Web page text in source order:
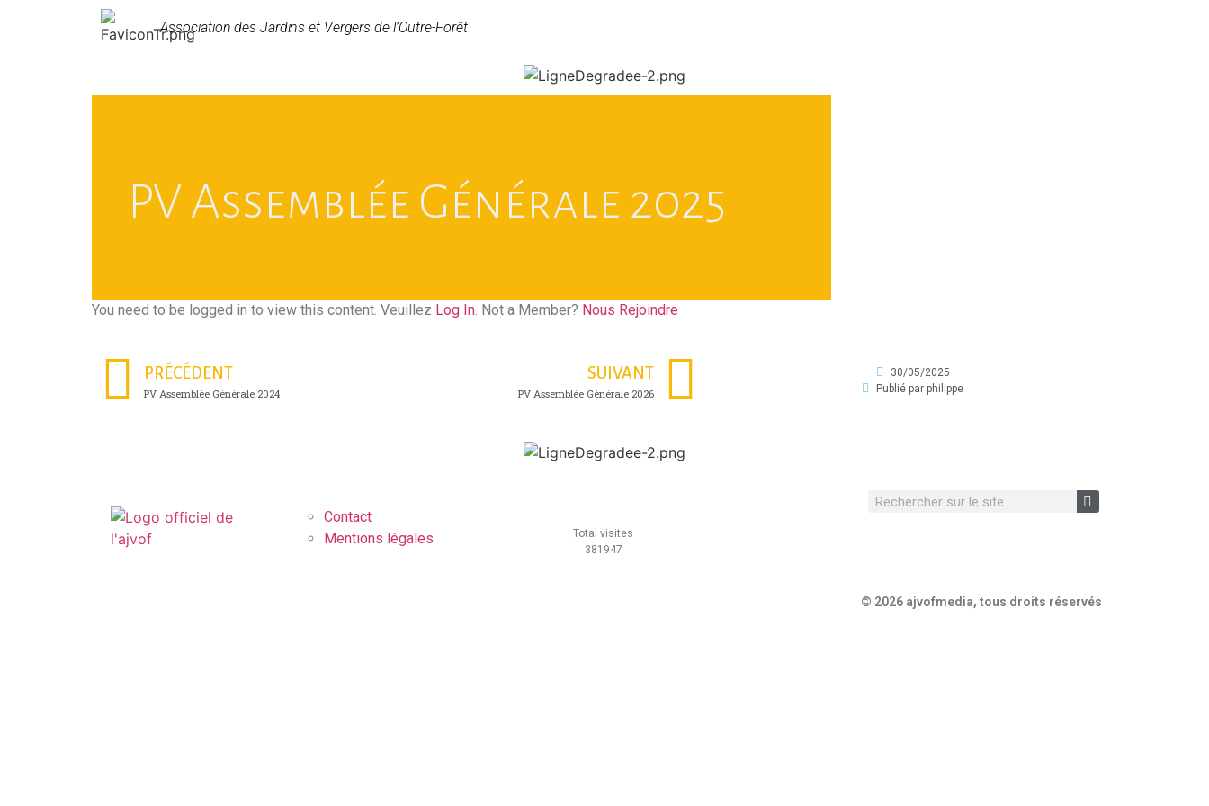
Association des Jardins et Vergers de l’Outre-Forêt
PV Assemblée Générale 2025
You need to be logged in to view this content. Veuillez Log In . Not a Member? Nous Rejoindre
PRÉCÉDENT
PV Assemblée Générale 2024
SUIVANT
PV Assemblée Générale 2026
30/05/2025
Publié par philippe
Contact
Mentions légales
Total visites
381947
© 2026 ajvofmedia, tous droits réservés